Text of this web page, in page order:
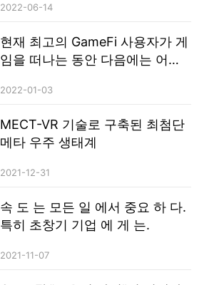
2022-06-14
현재 최고의 GameFi 사용자가 게
임을 떠나는 동안 다음에는 어디
인저로 부상합니다!
2022-01-03
MECT-VR 기술로 구축된 최첨단
메타 우주 생태계
2021-12-31
속 도 는 모든 일 에서 중요 하 다.
특히 초창기 기업 에 게 는.
2021-11-07